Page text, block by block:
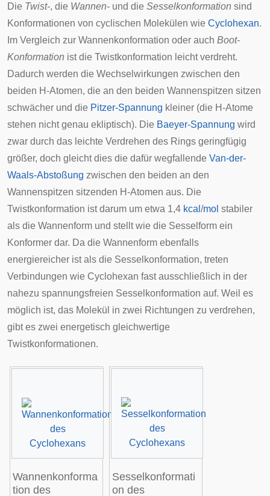
Die Twist-, die Wannen- und die Sesselkonformation sind
Konformationen von cyclischen Molekülen wie Cyclohexan.
Im Vergleich zur Wannenkonformation oder auch Boot-
Konformation ist die Twistkonformation leicht verdreht.
Dadurch werden die Wechselwirkungen zwischen den
beiden H-Atomen, die an den beiden Wannenspitzen sitzen
schwächer und die Pitzer-Spannung kleiner (die H-Atome
stehen nicht genau ekliptisch). Die Baeyer-Spannung wird
zwar durch das leichte Verdrehen des Rings geringfügig
größer, doch gleicht dies die dafür wegfallende Van-der-
Waals-Abstoßung zwischen den beiden an den
Wannenspitzen sitzenden H-Atomen aus. Die
Twistkonformation ist darum um etwa 1,4 kcal /mol stabiler
als die Wannenform und stellt wie die Sesselform ein
Konformer dar. Da die Wannenform ebenfalls
energiereicher ist als die Sesselkonformation, treten
Verbindungen wie Cyclohexan fast ausschließlich in der
nahezu spannungsfreien Sesselkonformation auf. Weil es
möglich ist, das Molekül in zwei Richtungen zu verdrehen,
gibt es zwei energetisch gleichwertige
Twistkonformationen.
Wannenkonforma
tion des
Sesselkonformati
on des